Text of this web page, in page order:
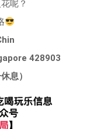
呢？
428903
息）